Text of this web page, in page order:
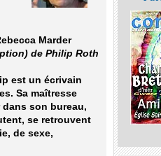
Marder
de Philip Roth
est un écrivain
Sa maîtresse
son bureau,
se retrouvent
de sexe,